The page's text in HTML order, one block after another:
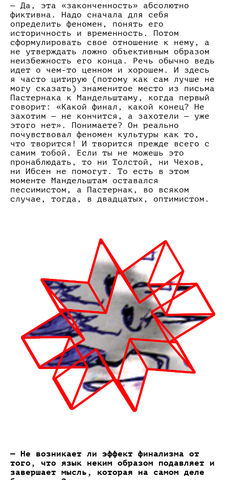
— Да, эта «законченность» абсолютно
фиктивна. Надо сначала для себя
определить феномен, понять его
историчность и временность. Потом
сформулировать свое отношение к нему, а
не утверждать ложно объективным образом
неизбежность его конца. Речь обычно ведь
идет о чем-то ценном и хорошем. И здесь
я часто цитирую (потому как сам лучше не
могу сказать) знаменитое место из письма
Пастернака к Мандельштаму, когда первый
говорит: «Какой финал, какой конец? Не
захотим — не кончится, а захотели — уже
этого нет». Понимаете? Он реально
почувствовал феномен культуры как то,
что творится! И творится прежде всего с
самим тобой. Если ты не можешь это
пронаблюдать, то ни Толстой, ни Чехов,
ни Ибсен не помогут. То есть в этом
моменте Мандельштам оставался
пессимистом, а Пастернак, во всяком
случае, тогда, в двадцатых, оптимистом.
— Не возникает ли эффект финализма от
того, что язык неким образом подавляет и
завершает мысль, которая на самом деле